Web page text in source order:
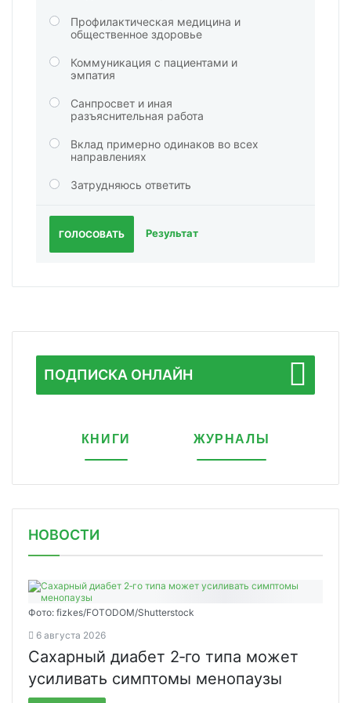
Профилактическая медицина и
общественное здоровье
Коммуникация с пациентами и
эмпатия
Санпросвет и иная
разъяснительная работа
Вклад примерно одинаков во всех
направлениях
Затрудняюсь ответить
ГОЛОСОВАТЬ Результат
ПОДПИСКА ОНЛАЙН
КНИГИ ЖУРНАЛЫ
НОВОСТИ
Фото: fizkes/FOTODOM/Shutterstock
6 августа 2026
Сахарный диабет 2‑го типа может
усиливать симптомы менопаузы